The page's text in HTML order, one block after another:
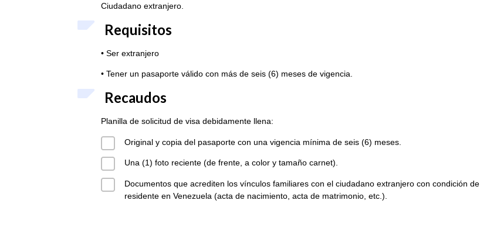
Ciudadano extranjero.
Requisitos
• Ser extranjero
• Tener un pasaporte válido con más de seis (6) meses de vigencia.
Recaudos
Planilla de solicitud de visa debidamente llena:
Original y copia del pasaporte con una vigencia mínima de seis (6) meses.
Una (1) foto reciente (de frente, a color y tamaño carnet).
Documentos que acrediten los vínculos familiares con el ciudadano extranjero con condición de
residente en Venezuela (acta de nacimiento, acta de matrimonio, etc.).